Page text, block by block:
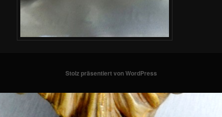
Stolz präsentiert von WordPress